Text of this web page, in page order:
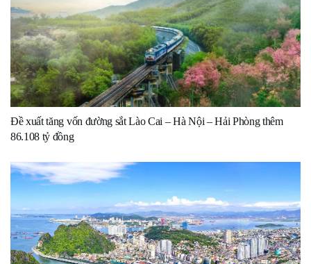
Đề xuất tăng vốn đường sắt Lào Cai – Hà Nội – Hải Phòng thêm
86.108 tỷ đồng